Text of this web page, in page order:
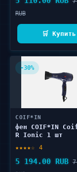
RUB
🛒 Купить
-30%
COIF*IN
фен COIF*IN
R Ionic 1 шт
★★★★☆ 4
5 194.00 RUB